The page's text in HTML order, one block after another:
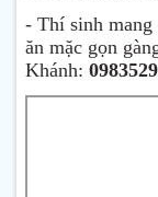
- Thí sinh
ăn mặc gọn
Khánh: